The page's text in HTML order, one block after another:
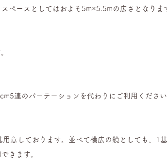
ペースとしてはおよそ5m×5.5mの広さとなりま
連のパーテーションを代わりにご利用ください
意しております。並べて横広の鏡としても、1
きます。